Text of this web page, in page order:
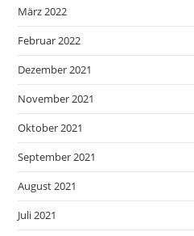
März 2022
Februar 2022
Dezember 2021
November 2021
Oktober 2021
September 2021
August 2021
Juli 2021